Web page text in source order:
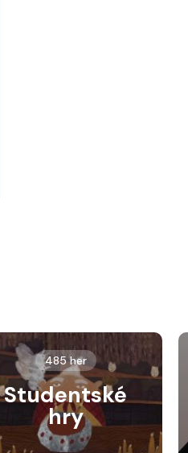
485 her
Studentské
hry